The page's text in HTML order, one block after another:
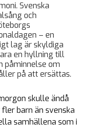
Svenska
och
– en
lag är skyldiga
en hyllning till
påminnelse om
på att ersättas.
skulle ändå
barn än svenska
samhällena som i